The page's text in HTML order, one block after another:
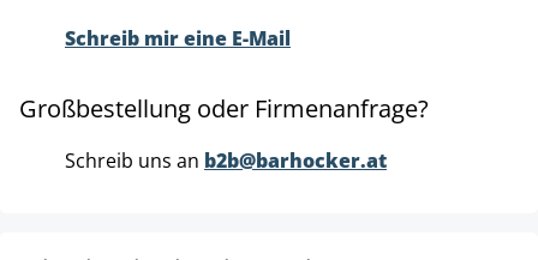
Schreib mir eine E-Mail
Großbestellung oder Firmenanfrage?
Schreib uns an b2b@barhocker.at